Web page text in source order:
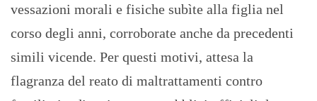
vessazioni morali e fisiche subìte alla figlia nel
corso degli anni, corroborate anche da precedenti
simili vicende. Per questi motivi, attesa la
flagranza del reato di maltrattamenti contro